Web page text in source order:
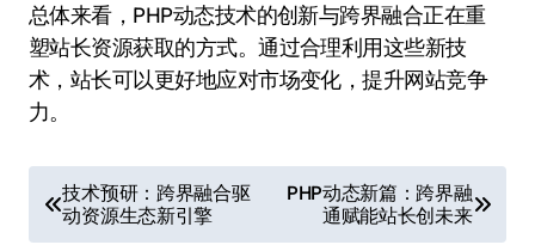
总体来看，PHP动态技术的创新与跨界融合正在重
塑站长资源获取的方式。通过合理利用这些新技
术，站长可以更好地应对市场变化，提升网站竞争
力。
章
技术预研：跨界融合驱
动资源生态新引擎
PHP动态新篇：跨界融
通赋能站长创未来